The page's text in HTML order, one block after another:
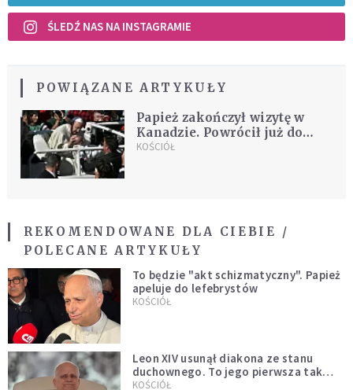
ŚLEDŹ NAS NA INSTAGRAMIE
POWIĄZANE ARTYKUŁY
Papież zakończył wizytę w
Kanadzie. Powrócił już do
Rzymu
KOŚCIÓŁ
REKOMENDOWANE DLA CIEBIE /
POLECANE ARTYKUŁY
To będzie "akt schizmatyczny". Papież
apeluje do lefebrystów
KOŚCIÓŁ
Leon XIV usunął diakona ze stanu
duchownego. To jego pierwsza tak
bezprecedensowa decyzja
KOŚCIÓŁ